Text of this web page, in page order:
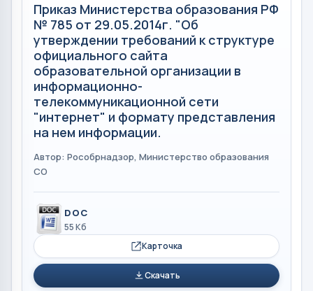
Приказ Министерства образования РФ
№ 785 от 29.05.2014г. "Об
утверждении требований к структуре
официального сайта
образовательной организации в
информационно-
телекоммуникационной сети
"интернет" и формату представления
на нем информации.
Автор: Рособрнадзор, Министерство образования
СО
DOC
55 Кб
Карточка
Скачать